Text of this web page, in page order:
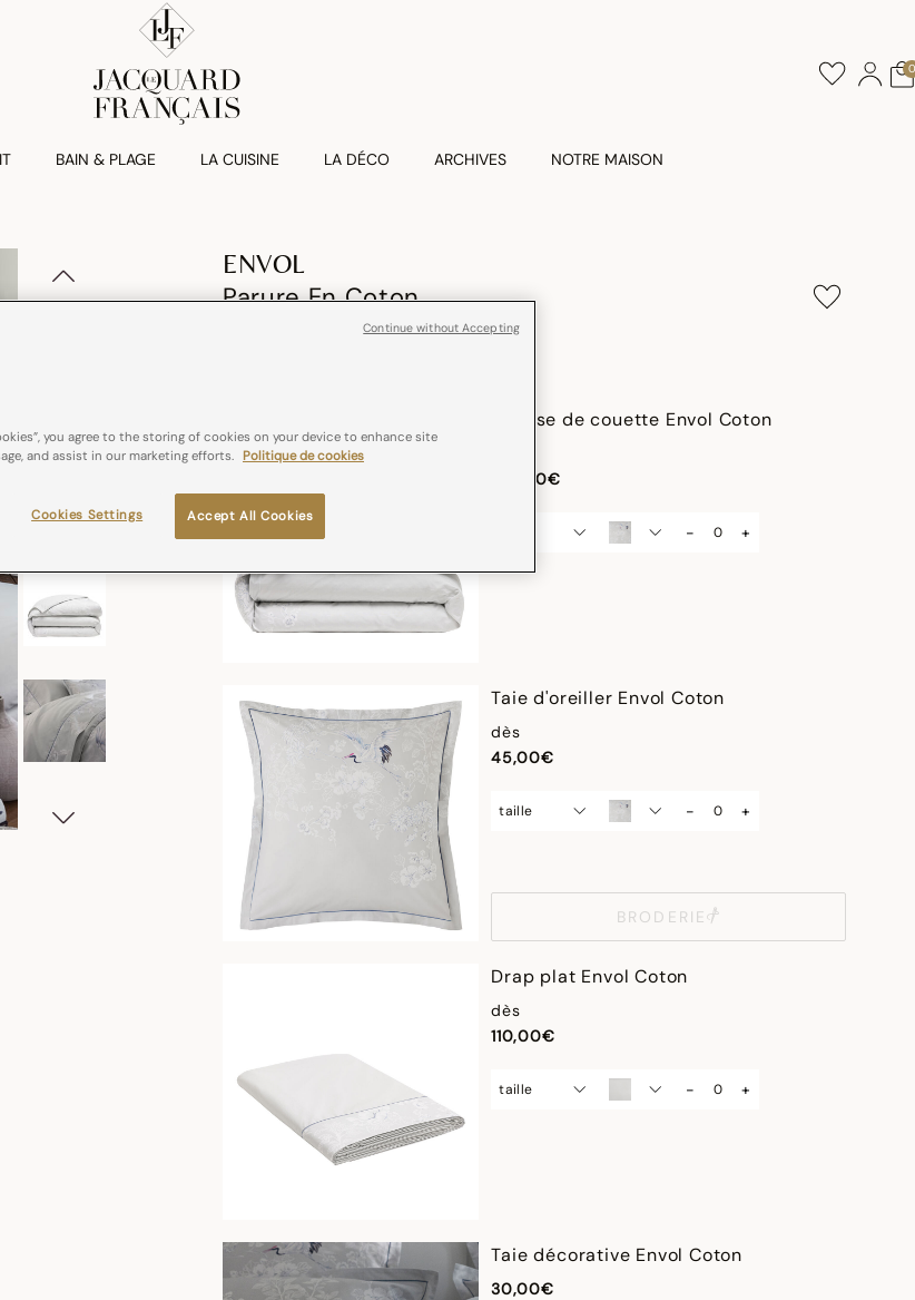
0
BAIN & PLAGE LA CUISINE LA DÉCO ARCHIVES NOTRE MAISON
ENVOL
Parure En Coton
Housse de couette Envol Coton
140,00€
- +
Taie d'oreiller Envol Coton
dès
45,00€
taille - +
BRODERIE
Drap plat Envol Coton
dès
110,00€
taille - +
Taie décorative Envol Coton
30,00€
you agree to the storing of cookies on your device to enhance site
and assist in our marketing efforts. Politique de cookies
Accept All Cookies
Cookies Settings
Continue without Accepting